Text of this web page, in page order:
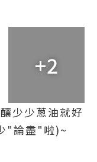
+2
釀少少蔥油就好
"論盡"啦)~